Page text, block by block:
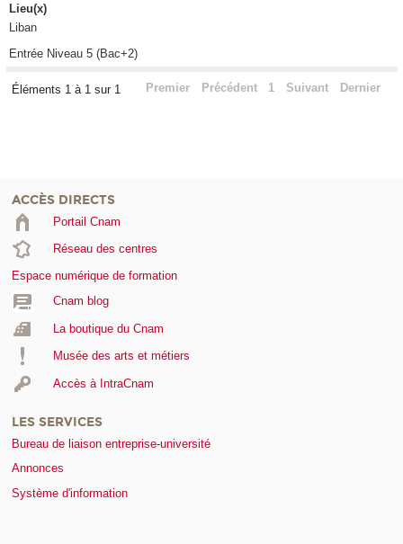
Lieu(x)
Liban
Entrée Niveau 5 (Bac+2)
Éléments 1 à 1 sur 1 Premier Précédent 1 Suivant Dernier
ACCÈS DIRECTS
Portail Cnam
Réseau des centres
Espace numérique de formation
Cnam blog
La boutique du Cnam
Musée des arts et métiers
Accès à IntraCnam
LES SERVICES
Bureau de liaison entreprise-université
Annonces
Système d'information